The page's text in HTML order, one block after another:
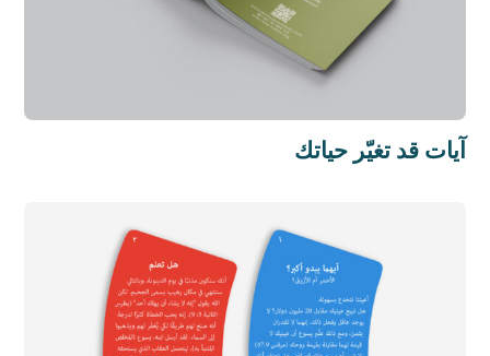
آيات قد تغيّر حياتك